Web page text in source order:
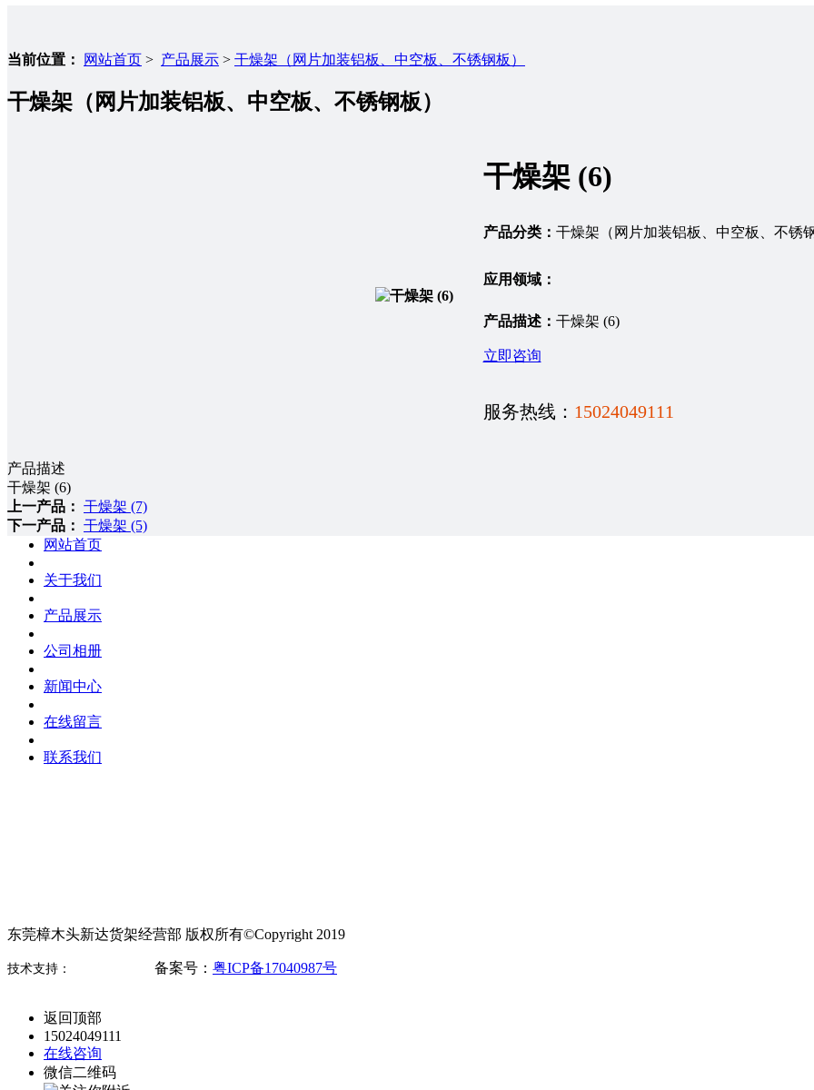
当前位置： 网站首页 > 产品展示 > 干燥架（网片加装铝板、中空板、不锈钢板）
干燥架（网片加装铝板、中空板、不锈钢板）
干燥架 (6)
产品分类： 干燥架（网片加装铝板、中空板、不锈
应用领域：
产品描述： 干燥架 (6)
立即咨询
服务热线： 15024049111
产品描述
干燥架 (6)
上一产品： 干燥架 (7)
下一产品： 干燥架 (5)
网站首页
关于我们
产品展示
公司相册
新闻中心
在线留言
联系我们
东莞樟木头新达货架经营部 版权所有©Copyright 2019
技术支持： 备案号： 粤ICP备17040987号
返回顶部
15024049111
在线咨询
微信二维码